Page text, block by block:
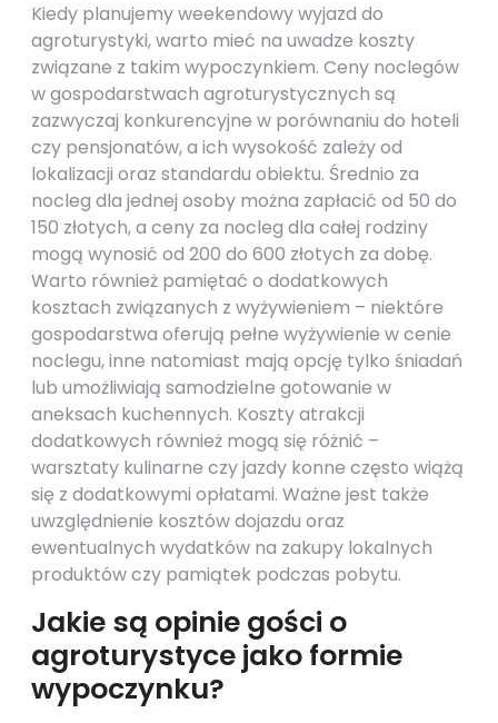
Kiedy planujemy weekendowy wyjazd do
agroturystyki, warto mieć na uwadze koszty
związane z takim wypoczynkiem. Ceny noclegów
w gospodarstwach agroturystycznych są
zazwyczaj konkurencyjne w porównaniu do hoteli
czy pensjonatów, a ich wysokość zależy od
lokalizacji oraz standardu obiektu. Średnio za
nocleg dla jednej osoby można zapłacić od 50 do
150 złotych, a ceny za nocleg dla całej rodziny
mogą wynosić od 200 do 600 złotych za dobę.
Warto również pamiętać o dodatkowych
kosztach związanych z wyżywieniem – niektóre
gospodarstwa oferują pełne wyżywienie w cenie
noclegu, inne natomiast mają opcję tylko śniadań
lub umożliwiają samodzielne gotowanie w
aneksach kuchennych. Koszty atrakcji
dodatkowych również mogą się różnić –
warsztaty kulinarne czy jazdy konne często wiążą
się z dodatkowymi opłatami. Ważne jest także
uwzględnienie kosztów dojazdu oraz
ewentualnych wydatków na zakupy lokalnych
produktów czy pamiątek podczas pobytu.
Jakie są opinie gości o
agroturystyce jako formie
wypoczynku?